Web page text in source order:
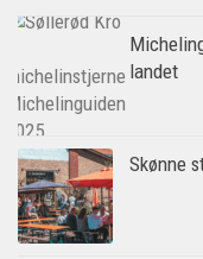
landet
Skønne